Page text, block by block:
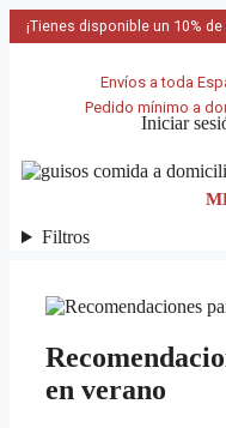
¡Tienes disponible un 10%
Envíos a toda
Pedido mínimo a
Iniciar
Filtros
en verano